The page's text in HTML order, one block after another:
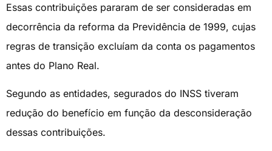
Essas contribuições pararam de ser consideradas em
decorrência da reforma da Previdência de 1999, cujas
regras de transição excluíam da conta os pagamentos
antes do Plano Real.
Segundo as entidades, segurados do INSS tiveram
redução do benefício em função da desconsideração
dessas contribuições.